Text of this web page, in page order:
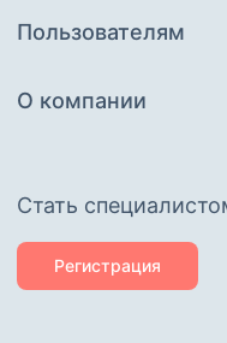
Пользователям
О компании
Cтать
Регистрация